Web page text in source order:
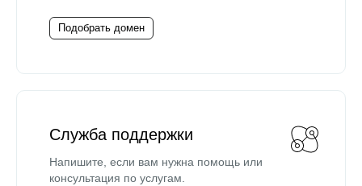
Подобрать домен
Служба поддержки
Напишите, если вам нужна помощь или
консультация по услугам.